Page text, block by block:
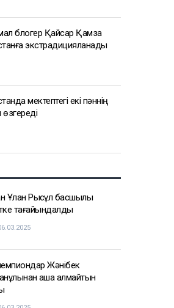
блогер Қайсар Қамза
экстрадицияланады
мектептегі екі пәннің
Ұлан Рысқұл басшылық
тағайындалды
Жәнібек
қаша алмайтын